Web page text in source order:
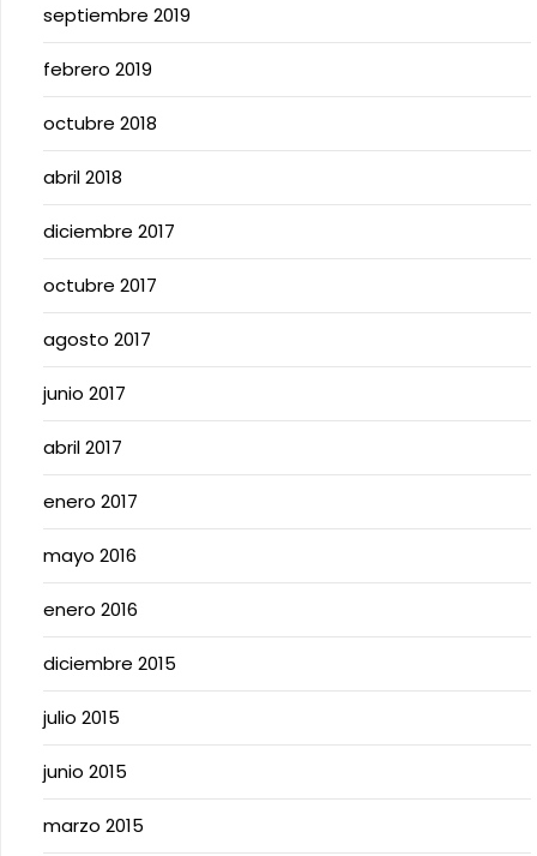
septiembre 2019
febrero 2019
octubre 2018
abril 2018
diciembre 2017
octubre 2017
agosto 2017
junio 2017
abril 2017
enero 2017
mayo 2016
enero 2016
diciembre 2015
julio 2015
junio 2015
marzo 2015